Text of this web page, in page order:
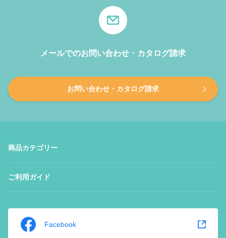
メールでのお問い合わせ・カタログ請求
お問い合わせ・カタログ請求
商品カテゴリー
ご利用ガイド
Facebook